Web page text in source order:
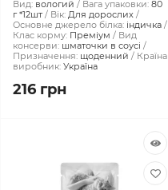
Вид: вологий Вага упаковки: 80
г *12шт
Вік: Для дорослих
Основне джерело білка: індичка
Клас корму: Преміум
Вид
консерви: шматочки в соусі
Призначення: щоденний
Країна
виробник: Україна
216 грн